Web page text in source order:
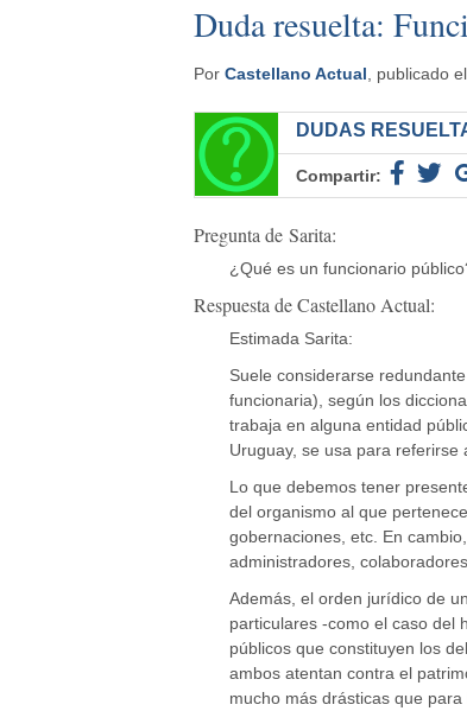
Duda resuelta:
Por Castellano Actual , publicado
DUDAS
Compartir:
Pregunta de Sarita:
¿Qué es un funcionario
Respuesta de Castellano Actual:
Estimada Sarita:
Suele considerarse
funcionaria), según los
trabaja en alguna entidad
Uruguay, se usa para referirse
Lo que debemos tener
del organismo al que
gobernaciones, etc. En
administradores,
Además, el orden jurídico de
particulares -como el caso del
públicos que constituyen los
ambos atentan contra el
mucho más drásticas que para